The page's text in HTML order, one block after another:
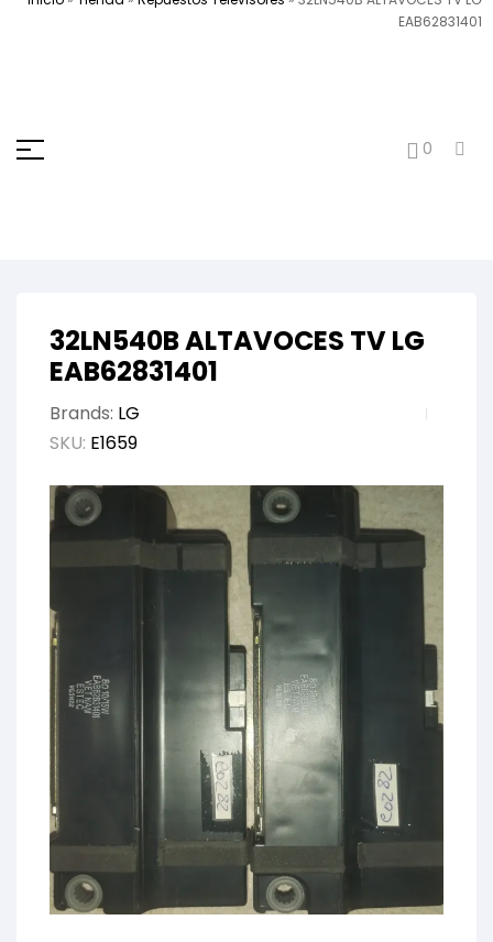
EAB62831401
0
32LN540B ALTAVOCES TV LG
EAB62831401
Brands: LG
SKU: E1659